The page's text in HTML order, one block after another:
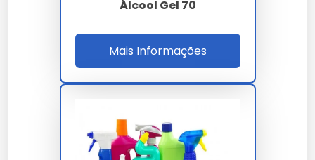
eliminação de germes, prático para uso diário e
essencial para a higiene pessoal.
Especificações Técnicas
Peso (kg) Material
0.5 Plástico
Álcool Gel 70
Mais Informações